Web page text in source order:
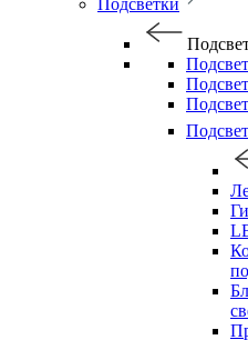
Подсветки